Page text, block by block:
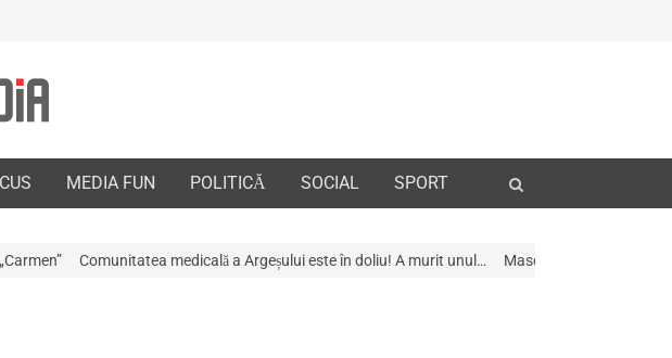
MEDIA FUN POLITICĂ SOCIAL SPORT
search
medicală a Argeșului este în doliu! A murit unul… Mascații au descins la Galeria de Artã din